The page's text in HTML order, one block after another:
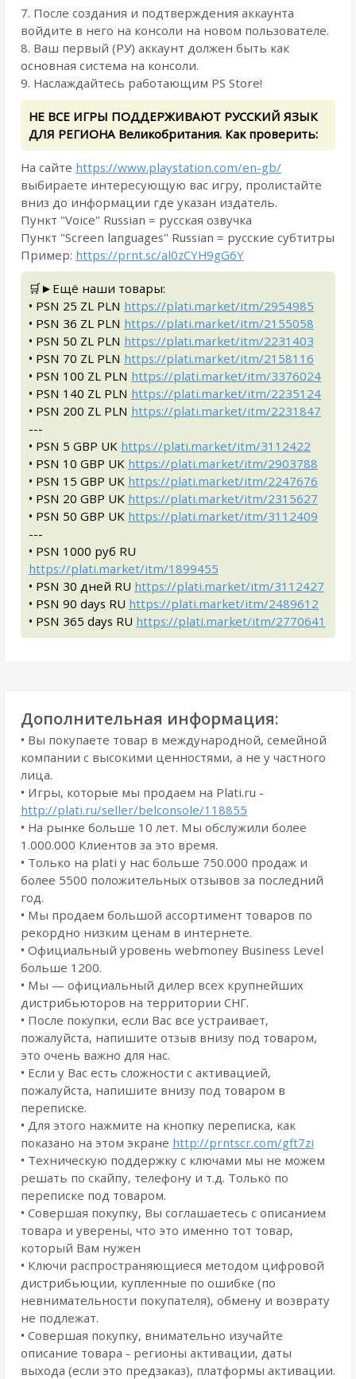
7. После создания и подтверждения аккаунта
войдите в него на консоли на новом пользователе.
8. Ваш первый (РУ) аккаунт должен быть как
основная система на консоли.
9. Наслаждайтесь работающим PS Store!
НЕ ВСЕ ИГРЫ ПОДДЕРЖИВАЮТ РУССКИЙ ЯЗЫК
ДЛЯ РЕГИОНА Великобритания. Как проверить:
На сайте https://www.playstation.com/en-gb/
выбираете интересующую вас игру, пролистайте
вниз до информации где указан издатель.
Пункт "Voice" Russian = русская озвучка
Пункт "Screen languages" Russian = русские субтитры
Пример: https://prnt.sc/al0zCYH9gG6Y
🛒►Ещё наши товары:
• PSN 25 ZL PLN https://plati.market/itm/2954985
• PSN 36 ZL PLN https://plati.market/itm/2155058
• PSN 50 ZL PLN https://plati.market/itm/2231403
• PSN 70 ZL PLN https://plati.market/itm/2158116
• PSN 100 ZL PLN https://plati.market/itm/3376024
• PSN 140 ZL PLN https://plati.market/itm/2235124
• PSN 200 ZL PLN https://plati.market/itm/2231847
---
• PSN 5 GBP UK https://plati.market/itm/3112422
• PSN 10 GBP UK https://plati.market/itm/2903788
• PSN 15 GBP UK https://plati.market/itm/2247676
• PSN 20 GBP UK https://plati.market/itm/2315627
• PSN 50 GBP UK https://plati.market/itm/3112409
---
• PSN 1000 руб RU
https://plati.market/itm/1899455
• PSN 30 дней RU https://plati.market/itm/3112427
• PSN 90 days RU https://plati.market/itm/2489612
• PSN 365 days RU https://plati.market/itm/2770641
Дополнительная информация:
• Вы покупаете товар в международной, семейной
компании с высокими ценностями, а не у частного
лица.
• Игры, которые мы продаем на Plati.ru -
http://plati.ru/seller/belconsole/118855
• На рынке больше 10 лет. Мы обслужили более
1.000.000 Клиентов за это время.
• Только на plati у нас больше 750.000 продаж и
более 5500 положительных отзывов за последний
год.
• Мы продаем большой ассортимент товаров по
рекордно низким ценам в интернете.
• Официальный уровень webmoney Business Level
больше 1200.
• Мы — официальный дилер всех крупнейших
дистрибьюторов на территории СНГ.
• После покупки, если Вас все устраивает,
пожалуйста, напишите отзыв внизу под товаром,
это очень важно для нас.
• Если у Вас есть сложности с активацией,
пожалуйста, напишите внизу под товаром в
переписке.
• Для этого нажмите на кнопку переписка, как
показано на этом экране http://prntscr.com/gft7zi
• Техническую поддержку с ключами мы не можем
решать по скайпу, телефону и т.д. Только по
переписке под товаром.
• Совершая покупку, Вы соглашаетесь с описанием
товара и уверены, что это именно тот товар,
который Вам нужен
• Ключи распространяющиеся методом цифровой
дистрибьюции, купленные по ошибке (по
невнимательности покупателя), обмену и возврату
не подлежат.
• Совершая покупку, внимательно изучайте
описание товара - регионы активации, даты
выхода (если это предзаказ), платформы активации.